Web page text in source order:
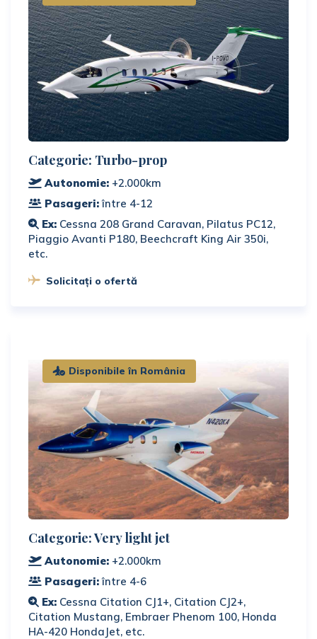
Categorie: Turbo-prop
Autonomie: +2.000km
Pasageri:între 4-12
Ex: Cessna 208 Grand Caravan, Pilatus PC12,
Piaggio Avanti P180, Beechcraft King Air 350i,
etc.
Solicitați o ofertă
Disponibile în România
Categorie: Very light jet
Autonomie: +2.000km
Pasageri:între 4-6
Ex: Cessna Citation CJ1+, Citation CJ2+,
Citation Mustang, Embraer Phenom 100, Honda
HA-420 HondaJet, etc.